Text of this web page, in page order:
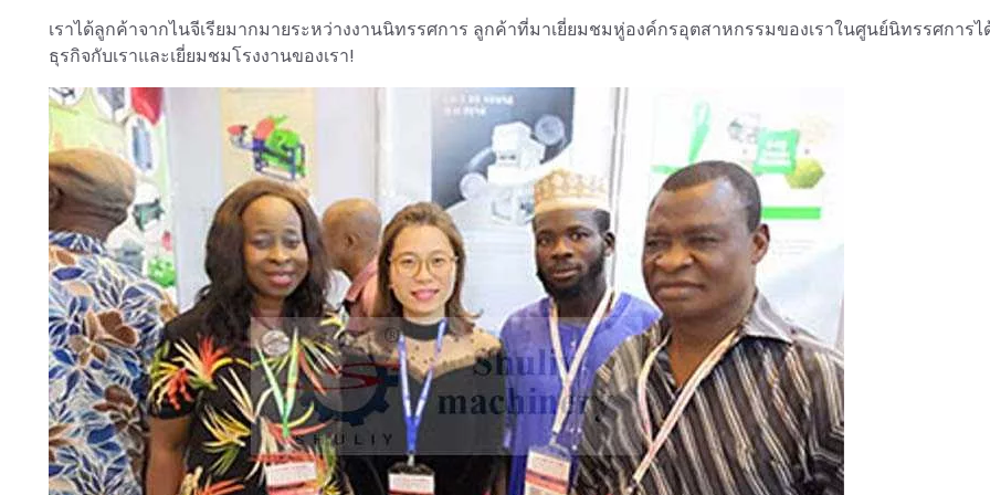
เราได้ลูกค้าจากไนจีเรียมากมายระหว่างงานนิทรรศการ ลูกค้าที่มาเยี่ยมชมหู่องค์กรอุตสาหกรรมของเราในศูนย์นิทรรศการไ
ธุรกิจกับเราและเยี่ยมชมโรงงานของเรา!